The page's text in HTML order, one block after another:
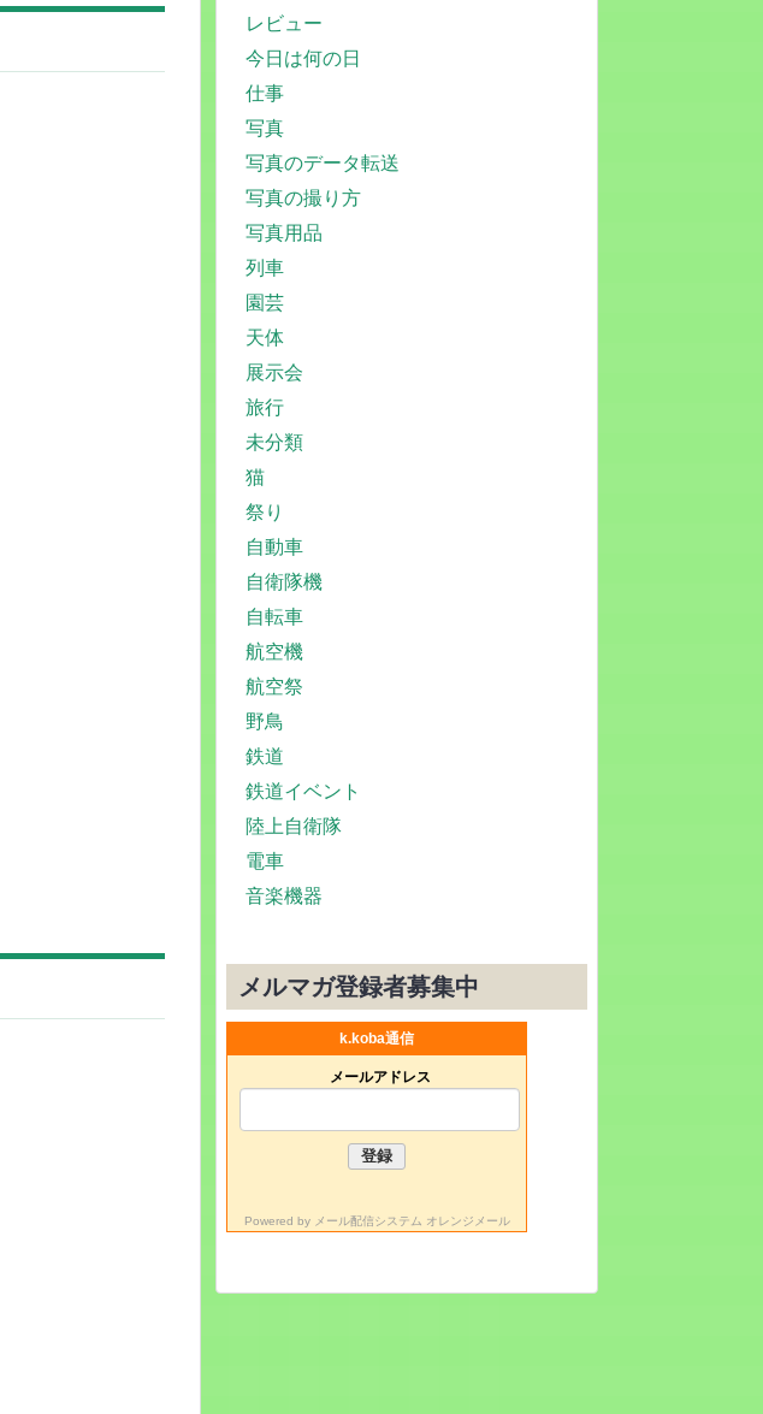
レビュー
今日は何の日
仕事
写真
写真のデータ転送
写真の撮り方
写真用品
列車
園芸
天体
展示会
旅行
未分類
猫
祭り
自動車
自衛隊機
自転車
航空機
航空祭
野鳥
鉄道
鉄道イベント
陸上自衛隊
電車
音楽機器
メルマガ登録者募集中
k.koba通信
メールアドレス
Powered by メール配信システム オレンジメール